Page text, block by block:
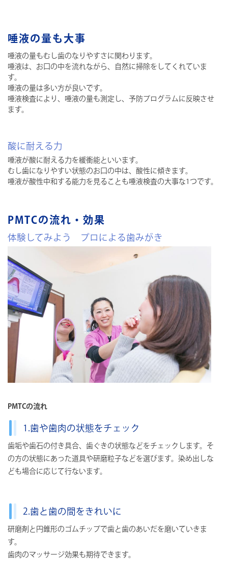
唾液の量も大事
唾液の量もむし歯のなりやすさに関わります。
唾液は、お口の中を流れながら、自然に掃除をしてくれていま
す。
唾液の量は多い方が良いです。
唾液検査により、唾液の量も測定し、予防プログラムに反映させ
ます。
酸に耐える力
唾液が酸に耐える力を緩衝能といいます。
むし歯になりやすい状態のお口の中は、酸性に傾きます。
唾液が酸性中和する能力を見ることも唾液検査の大事な1つです。
PMTCの流れ・効果
体験してみよう プロによる歯みがき
PMTCの流れ
1.歯や歯肉の状態をチェック
歯垢や歯石の付き具合、歯ぐきの状態などをチェックします。そ
の方の状態にあった道具や研磨粒子などを選びます。染め出しな
ども場合に応じて行ないます。
2.歯と歯の間をきれいに
研磨剤と円錐形のゴムチップで歯と歯のあいだを磨いていきま
す。
歯肉のマッサージ効果も期待できます。